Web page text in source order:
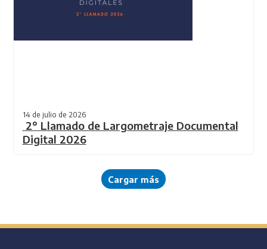
14 de julio de 2026
2° Llamado de Largometraje Documental
Digital 2026
Cargar más